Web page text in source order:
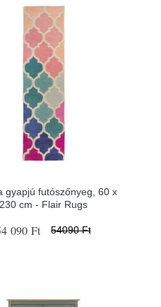
gyapjú futószőnyeg, 60 x
230 cm - Flair Rugs
090 Ft 54090 Ft